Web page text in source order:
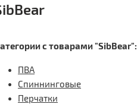
с товарами "SibBear":
ПВА
Спиннинговые
Перчатки